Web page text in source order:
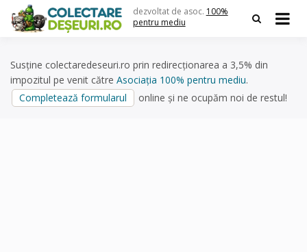
content
dezvoltat de asoc. 100%
pentru mediu
Susține colectaredeseuri.ro prin redirecționarea a 3,5% din
impozitul pe venit către Asociația 100% pentru mediu.
Completează formularul
online și ne ocupăm noi de restul!